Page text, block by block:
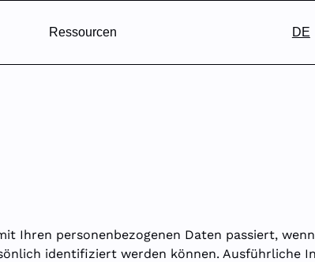
Ressourcen DE
Ihren personenbezogenen Daten passiert,
identifiziert werden können. Ausführliche